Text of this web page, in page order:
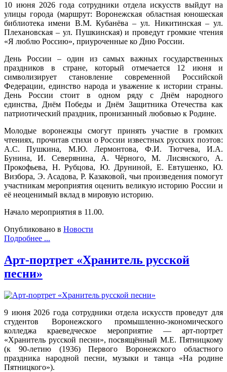
10 июня 2026 года сотрудники отдела искусств выйдут на
улицы города (маршрут: Воронежская областная юношеская
библиотека имени В.М. Кубанёва – ул. Никитинская – ул.
Плехановская – ул. Пушкинская) и проведут громкие чтения
«Я люблю Россию», приуроченные ко Дню России.
День России – один из самых важных государственных
праздников в стране, который отмечается 12 июня и
символизирует становление современной Российской
Федерации, единство народа и уважение к истории страны.
День России стоит в одном ряду с Днём народного
единства, Днём Победы и Днём Защитника Отечества как
патриотический праздник, пронизанный любовью к Родине.
Молодые воронежцы смогут принять участие в громких
чтениях, прочитав стихи о России известных русских поэтов:
А.С. Пушкина, М.Ю. Лермонтова, Ф.И. Тютчева, И.А.
Бунина, И. Северянина, А. Чёрного, М. Лисянского, А.
Прокофьева, Н. Рубцова, Ю. Друниной, Е. Евтушенко, Ю.
Визбора, Э. Асадова, Р. Казаковой, чьи произведения помогут
участникам мероприятия оценить великую историю России и
её неоценимый вклад в мировую историю.
Начало мероприятия в 11.00.
Опубликовано в Новости
Подробнее ...
Арт-портрет «Хранитель русской
песни»
9 июня 2026 года сотрудники отдела искусств проведут для
студентов Воронежского промышленно-экономического
колледжа краеведческое мероприятие —арт-портрет
«Хранитель русской песни», посвящённый М.Е. Пятницкому
(к 90-летию (1936) Первого Воронежского областного
праздника народной песни, музыки и танца «На родине
Пятницкого»).